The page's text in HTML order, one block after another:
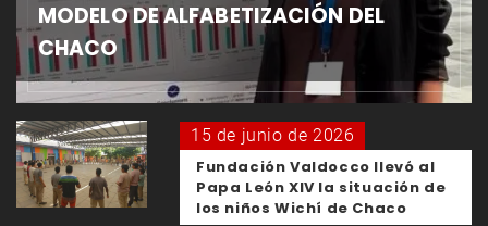
MODELO DE ALFABETIZACIÓN DEL
CHACO
15 de junio de 2026
Fundación Valdocco llevó al
Papa León XIV la situación de
los niños Wichí de Chaco